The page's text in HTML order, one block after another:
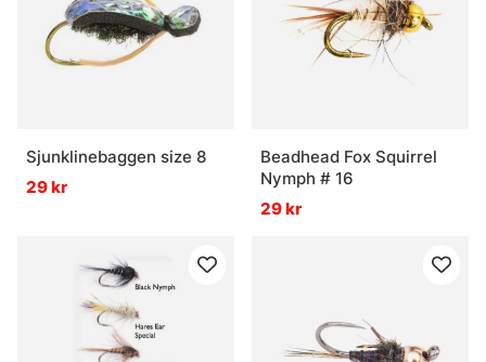
Sjunklinebaggen size 8
29 kr
Beadhead Fox Squirrel
Nymph # 16
29 kr